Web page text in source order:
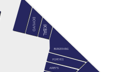
ARBY'S
BURGER KING
DOYUYO İKBAL
POPEYES